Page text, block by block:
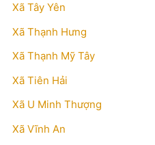
Xã Tây Yên
Xã Thạnh Hưng
Xã Thạnh Mỹ Tây
Xã Tiên Hải
Xã U Minh Thượng
Xã Vĩnh An